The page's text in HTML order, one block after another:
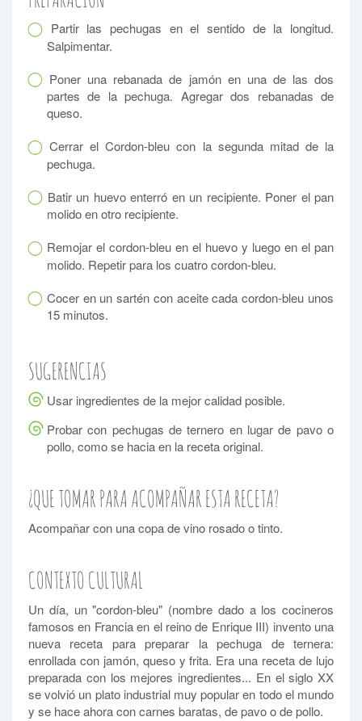
Partir las pechugas en el sentido de la longitud.
Salpimentar.
Poner una rebanada de jamón en una de las dos
partes de la pechuga. Agregar dos rebanadas de
queso.
Cerrar el Cordon-bleu con la segunda mitad de la
pechuga.
Batir un huevo enterró en un recipiente. Poner el pan
molido en otro recipiente.
Remojar el cordon-bleu en el huevo y luego en el pan
molido. Repetir para los cuatro cordon-bleu.
Cocer en un sartén con aceite cada cordon-bleu unos
15 minutos.
SUGERENCIAS
Usar ingredientes de la mejor calidad posible.
Probar con pechugas de ternero en lugar de pavo o
pollo, como se hacia en la receta original.
¿QUE TOMAR PARA ACOMPAÑAR ESTA RECETA?
Acompañar con una copa de vino rosado o tinto.
CONTEXTO CULTURAL
Un día, un "cordon-bleu" (nombre dado a los cocineros
famosos en Francia en el reino de Enrique III) invento una
nueva receta para preparar la pechuga de ternera:
enrollada con jamón, queso y frita. Era una receta de lujo
preparada con los mejores ingredientes... En el siglo XX
se volvió un plato industrial muy popular en todo el mundo
y se hace ahora con carnes baratas, de pavo o de pollo.